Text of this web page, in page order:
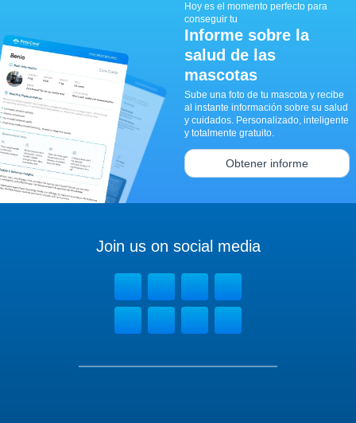
Hoy es el momento perfecto para
conseguir tu
Informe sobre la
salud de las
mascotas
Sube una foto de tu mascota y recibe
al instante información sobre su salud
y cuidados. Personalizado, inteligente
y totalmente gratuito.
Obtener informe
Join us on social media